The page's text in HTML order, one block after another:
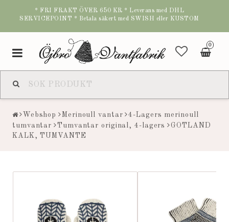
* FRI FRAKT ÖVER 650 KR * Leverans med DHL
SERVICEPOINT * Betala säkert med SWISH eller KUSTOM
0
Toggle
navigation
Webshop Merinoull vantar
4-Lagers merinoull
tumvantar
Tumvantar original, 4-lagers
GOTLAND
KALK, TUMVANTE